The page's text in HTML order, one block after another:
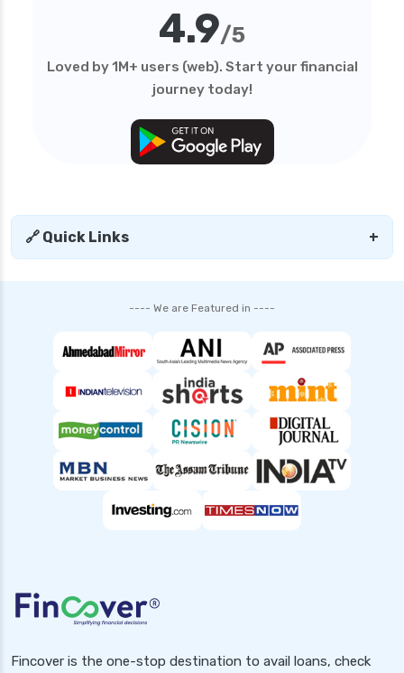
4.9/5
Loved by 1M+ users (web). Start your financial
journey today!
🔗 Quick Links +
---- We are Featured in ----
Fincover is the one-stop destination to avail loans, check